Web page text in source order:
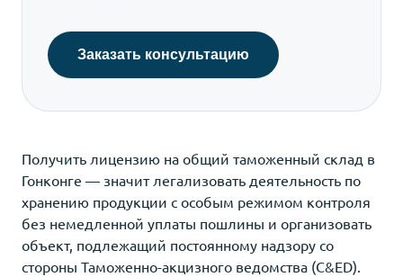
Заказать консультацию
Получить лицензию на общий таможенный склад в
Гонконге — значит легализовать деятельность по
хранению продукции с особым режимом контроля
без немедленной уплаты пошлины и организовать
объект, подлежащий постоянному надзору со
стороны Таможенно-акцизного ведомства (C&ED).